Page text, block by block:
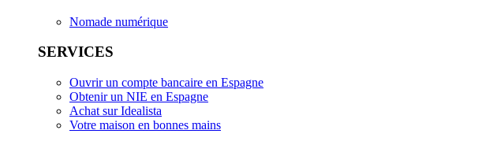
Nomade numérique
SERVICES
Ouvrir un compte bancaire en Espagne
Obtenir un NIE en Espagne
Achat sur Idealista
Votre maison en bonnes mains